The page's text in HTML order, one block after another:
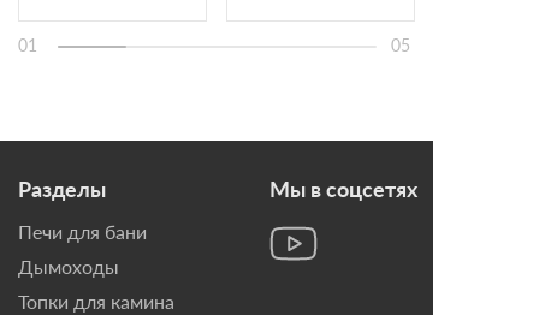
01 05
Разделы
Печи для бани
Дымоходы
Топки для камина
Мы в соцсетях